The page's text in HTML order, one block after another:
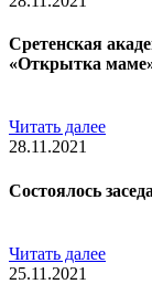
Сретенская
«Открытка
Читать далее
28.11.2021
Состоялось
Читать далее
25.11.2021